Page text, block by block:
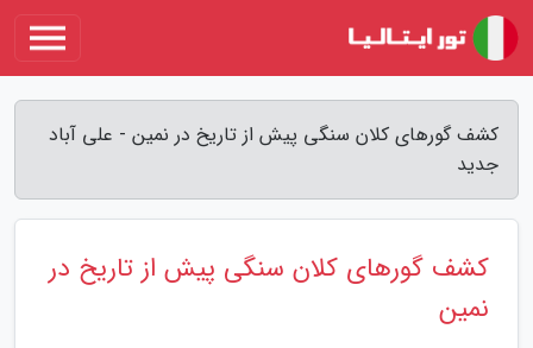
کشف گورهای کلان سنگی پیش از تاریخ در نمین - علی آباد
جدید
کشف گورهای کلان سنگی پیش از تاریخ در
نمین